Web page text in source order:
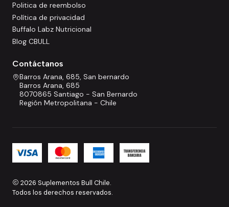
Politica de reembolso
Política de privacidad
Buffalo Labz Nutricional
Blog CBULL
Contáctanos
Barros Arana, 685, San bernardo
Barros Arana, 685
8070865 Santiago - San Bernardo
Región Metropolitana - Chile
2026 Suplementos Bull Chile.
Todos los derechos reservados.